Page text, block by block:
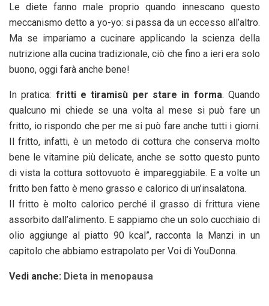
Le diete fanno male proprio quando innescano questo
meccanismo detto a yo-yo: si passa da un eccesso all’altro.
Ma se impariamo a cucinare applicando la scienza della
nutrizione alla cucina tradizionale, ciò che fino a ieri era solo
buono, oggi farà anche bene!
In pratica: fritti e tiramisù per stare in forma. Quando
qualcuno mi chiede se una volta al mese si può fare un
fritto, io rispondo che per me si può fare anche tutti i giorni.
Il fritto, infatti, è un metodo di cottura che conserva molto
bene le vitamine più delicate, anche se sotto questo punto
di vista la cottura sottovuoto è impareggiabile. E a volte un
fritto ben fatto è meno grasso e calorico di un’insalatona.
Il fritto è molto calorico perché il grasso di frittura viene
assorbito dall’alimento. E sappiamo che un solo cucchiaio di
olio aggiunge al piatto 90 kcal”, racconta la Manzi in un
capitolo che abbiamo estrapolato per Voi di YouDonna.
Vedi anche: Dieta in menopausa